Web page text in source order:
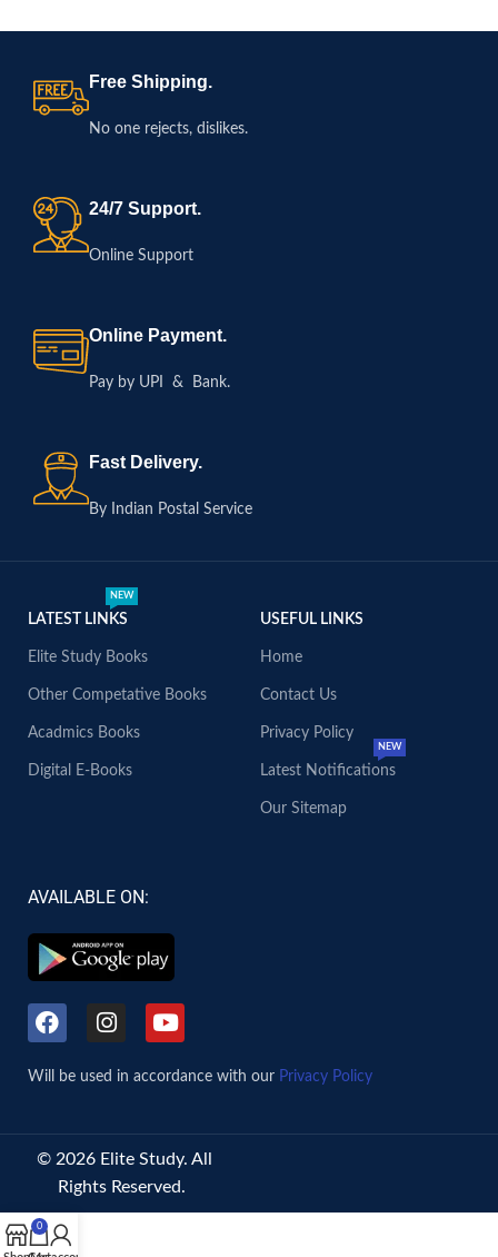
Free Shipping.
No one rejects, dislikes.
24/7 Support.
Online Support
Online Payment.
Pay by UPI & Bank.
Fast Delivery.
By Indian Postal Service
LATEST LINKS
NEW
Elite Study Books
Other Competative Books
Acadmics Books
Digital E-Books
USEFUL LINKS
Home
Contact Us
Privacy Policy
Latest Notifications
NEW
Our Sitemap
AVAILABLE ON:
Will be used in accordance with our Privacy Policy
© 2026 Elite Study. All
Rights Reserved.
0